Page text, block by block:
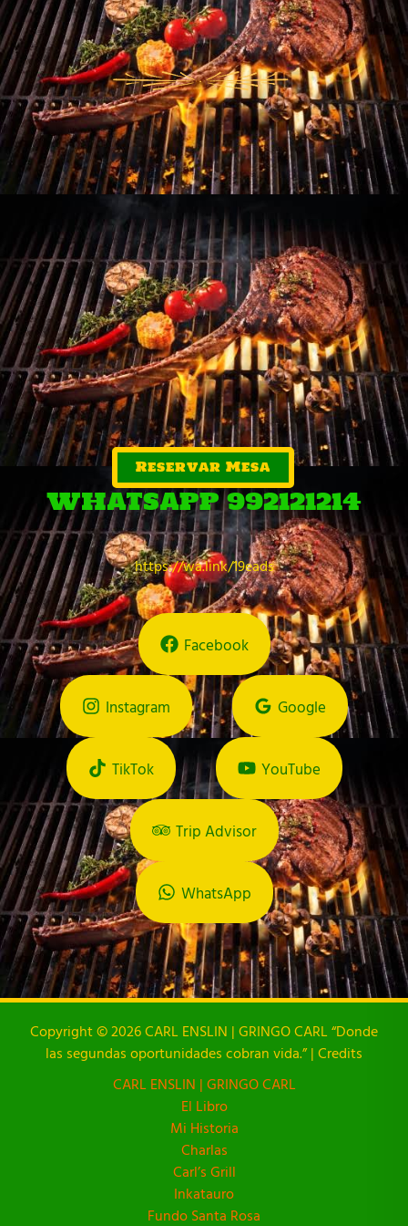
Reservar Mesa
WHATSAPP 992121214
https://wa.link/19eads
Facebook
Instagram Google
TikTok YouTube
Trip Advisor
WhatsApp
Copyright © 2026 CARL ENSLIN | GRINGO CARL “Donde
las segundas oportunidades cobran vida.” | Credits
CARL ENSLIN | GRINGO CARL
El Libro
Mi Historia
Charlas
Carl’s Grill
Inkatauro
Fundo Santa Rosa